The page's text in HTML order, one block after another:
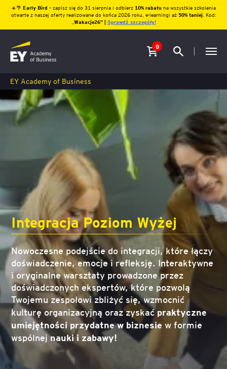
☀️🌴 Early Bird – zapisz się do 31 sierpnia i odbierz10% rabatu na wszystkie szkolenia
otwarte z naszej oferty realizowane do końca 2026 roku, e-learningi aż 50% taniej. Kod:
Wakacje26″ | Sprawdź szczegóły!
0
EY Academy of Business
Integracja Poziom Wyżej
Nowoczesne podejście do integracji, które łączy
doświadczenie, emocje i refleksję. Interaktywne
i oryginalne warsztaty prowadzone przez
doświadczonych ekspertów, które pozwolą
Twojemu zespołowi zbliżyć się, wzmocnić
kulturę organizacyjną oraz zyskaćpraktyczne
umiejętności przydatne w biznesie w formie
wspólnejnauki i zabawy!